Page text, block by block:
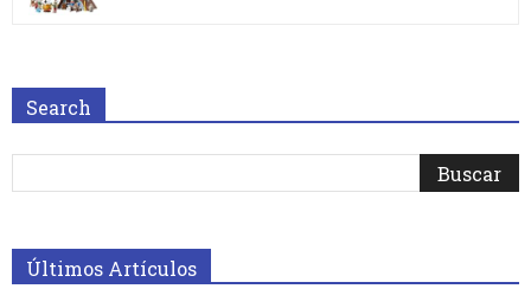
Search
Últimos Artículos